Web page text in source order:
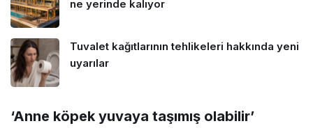
ne yerinde kalıyor
Tuvalet kağıtlarının tehlikeleri hakkında yeni
uyarılar
‘Anne köpek yuvaya taşımış olabilir’